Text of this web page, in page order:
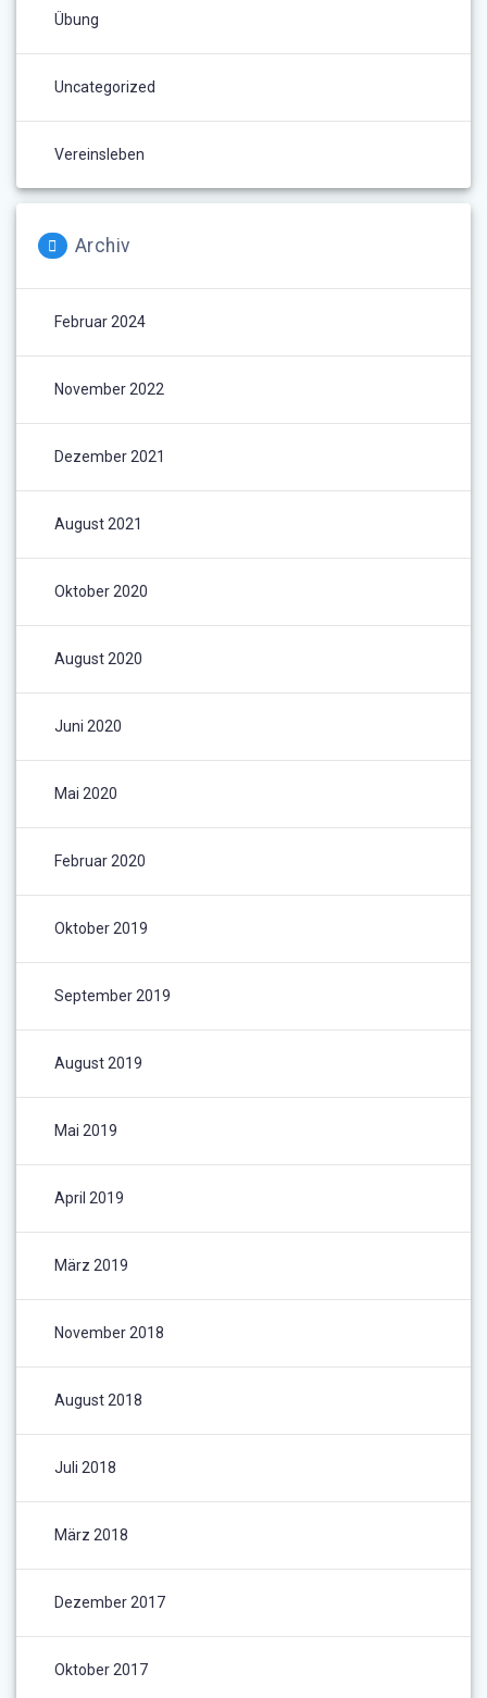
Übung
Uncategorized
Vereinsleben
Archiv
Februar 2024
November 2022
Dezember 2021
August 2021
Oktober 2020
August 2020
Juni 2020
Mai 2020
Februar 2020
Oktober 2019
September 2019
August 2019
Mai 2019
April 2019
März 2019
November 2018
August 2018
Juli 2018
März 2018
Dezember 2017
Oktober 2017